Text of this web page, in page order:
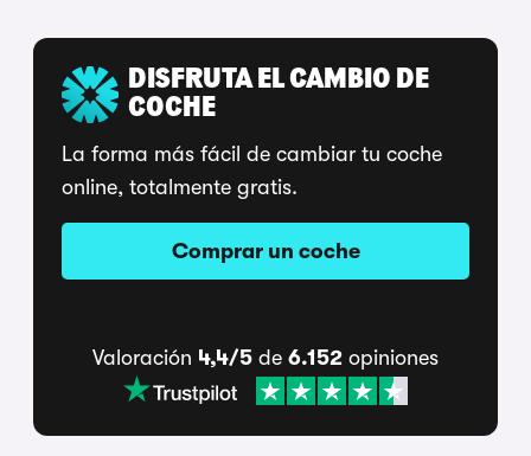
DISFRUTA EL CAMBIO DE
COCHE
La forma más fácil de cambiar tu coche
online, totalmente gratis.
Comprar un coche
Valoración 4,4/5 de 6.152 opiniones